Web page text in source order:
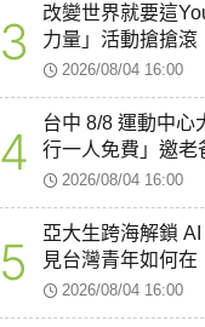
3
改變世界就要這
力量」活動搶搶滾
2026/08/04 16:00
4
台中 8/8 運動中心
行一人免費」邀老
2026/08/04 16:00
5
亞大生跨海解鎖
見台灣青年如何
智慧醫療新韌性
2026/08/04 16:00